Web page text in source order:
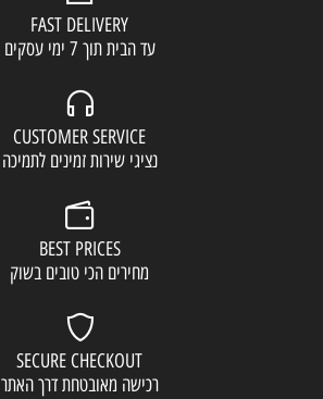
FAST DELIVERY
עד הבית תוך 7 ימי עסקים
CUSTOMER SERVICE
נציגי שירות זמינים לתמיכה
BEST PRICES
מחירים הכי טובים בשוק
SECURE CHECKOUT
רכישה מאובטחת דרך האתר